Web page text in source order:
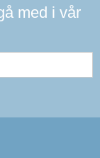
med i vår